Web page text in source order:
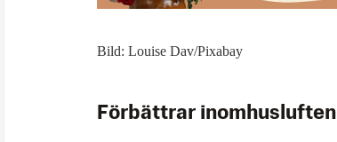
Bild: Louise Dav/Pixabay
Förbättrar inomhusluften